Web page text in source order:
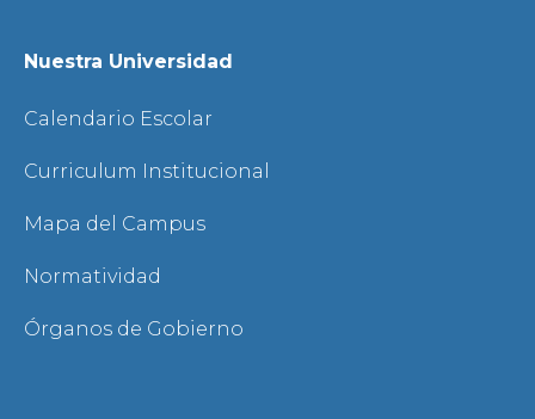
Nuestra Universidad
Calendario Escolar
Curriculum Institucional
Mapa del Campus
Normatividad
Órganos de Gobierno